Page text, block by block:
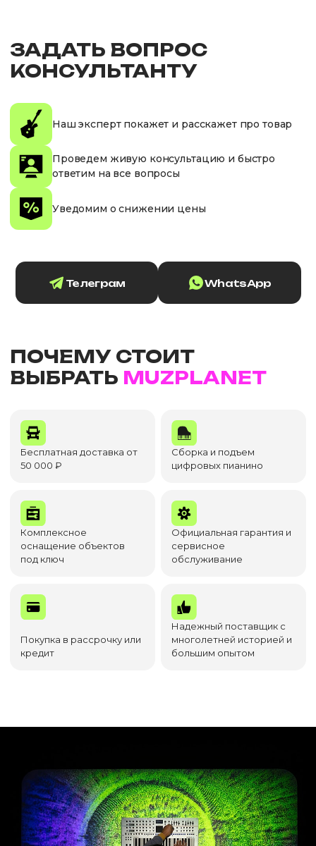
ЗАДАТЬ ВОПРОС
КОНСУЛЬТАНТУ
Наш эксперт покажет и расскажет про товар
Проведем живую консультацию и быстро
ответим на все вопросы
Уведомим о снижении цены
Телеграм WhatsApp
ПОЧЕМУ СТОИТ
ВЫБРАТЬ MUZPLANET
Бесплатная доставка от
50 000 ₽
Сборка и подъем
цифровых пианино
Комплексное
оснащение объектов
под ключ
Официальная гарантия и
сервисное
обслуживание
Покупка в рассрочку или
кредит
Надежный поставщик с
многолетней историей и
большим опытом